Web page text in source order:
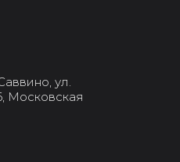
ул.
Московская